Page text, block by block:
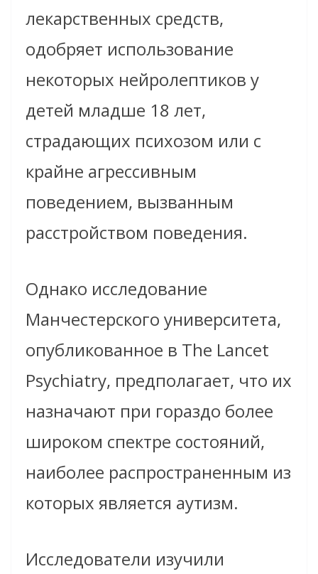
лекарственных средств,
одобряет использование
некоторых нейролептиков у
детей младше 18 лет,
страдающих психозом или с
крайне агрессивным
поведением, вызванным
расстройством поведения.
Однако исследование
Манчестерского университета,
опубликованное в The Lancet
Psychiatry, предполагает, что их
назначают при гораздо более
широком спектре состояний,
наиболее распространенным из
которых является аутизм.
Исследователи изучили